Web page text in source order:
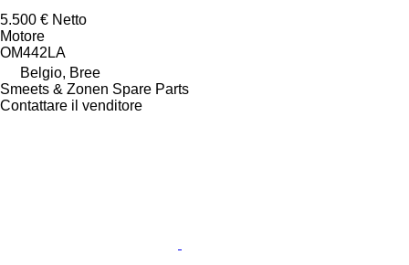
5.500 € Netto
Motore
OM442LA
Belgio, Bree
Smeets & Zonen Spare Parts
Contattare il venditore